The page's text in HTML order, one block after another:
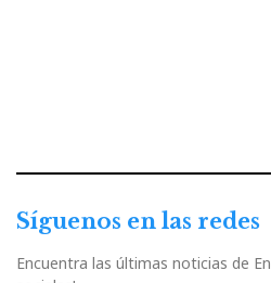
Síguenos en las redes
Encuentra las últimas noticias de